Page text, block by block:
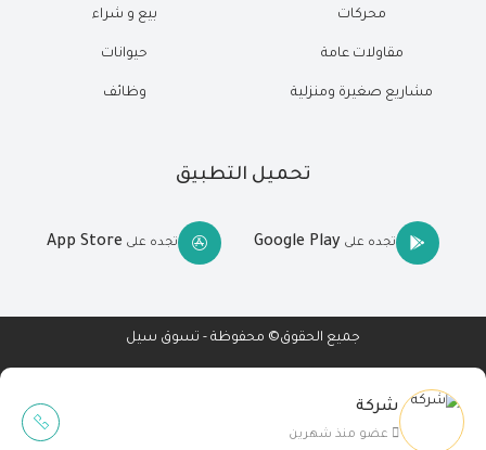
شركة
عضو منذ شهرين
محركات
مقاولات عامة
مشاريع صغيرة ومنزلية
بيع و شراء
حيوانات
وظائف
تحميل التطبيق
تجده على Google Play تجده على App Store
جميع الحقوق© محفوظة - تسوق سيل